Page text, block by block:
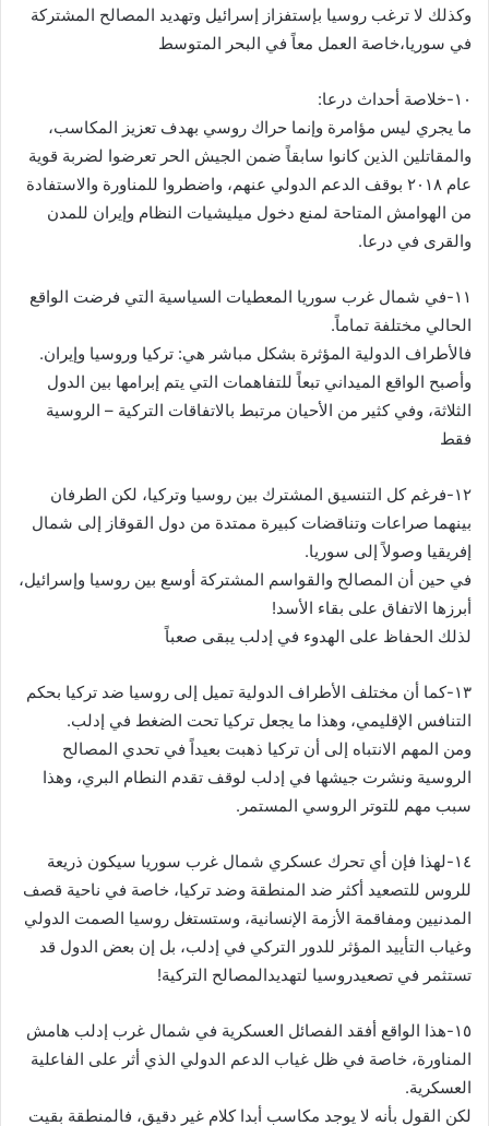
وكذلك لا ترغب روسيا بإستفزاز إسرائيل وتهديد المصالح المشتركة
في سوريا،خاصة العمل معاً في البحر المتوسط
ما يجري ليس مؤامرة وإنما حراك روسي بهدف تعزيز المكاسب،
والمقاتلين الذين كانوا سابقاً ضمن الجيش الحر تعرضوا لضربة قوية
عام ٢٠١٨ بوقف الدعم الدولي عنهم، واضطروا للمناورة والاستفادة
من الهوامش المتاحة لمنع دخول ميليشيات النظام وإيران للمدن
والقرى في درعا.
‏١١-في شمال غرب سوريا المعطيات السياسية التي فرضت الواقع
الحالي مختلفة تماماً.
فالأطراف الدولية المؤثرة بشكل مباشر هي: تركيا وروسيا وإيران.
وأصبح الواقع الميداني تبعاً للتفاهمات التي يتم إبرامها بين الدول
الثلاثة، وفي كثير من الأحيان مرتبط بالاتفاقات التركية – الروسية
فقط
‏١٢-فرغم كل التنسيق المشترك بين روسيا وتركيا، لكن الطرفان
بينهما صراعات وتناقضات كبيرة ممتدة من دول القوقاز إلى شمال
إفريقيا وصولاً إلى سوريا.
في حين أن المصالح والقواسم المشتركة أوسع بين روسيا وإسرائيل،
أبرزها الاتفاق على بقاء الأسد!
لذلك الحفاظ على الهدوء في إدلب يبقى صعباً
‏١٣-كما أن مختلف الأطراف الدولية تميل إلى روسيا ضد تركيا بحكم
التنافس الإقليمي، وهذا ما يجعل تركيا تحت الضغط في إدلب.
ومن المهم الانتباه إلى أن تركيا ذهبت بعيداً في تحدي المصالح
الروسية ونشرت جيشها في إدلب لوقف تقدم النطام البري، وهذا
سبب مهم للتوتر الروسي المستمر.
‏١٤-لهذا فإن أي تحرك عسكري شمال غرب سوريا سيكون ذريعة
للروس للتصعيد أكثر ضد المنطقة وضد تركيا، خاصة في ناحية قصف
المدنيين ومفاقمة الأزمة الإنسانية، وستستغل روسيا الصمت الدولي
وغياب التأييد المؤثر للدور التركي في إدلب، بل إن بعض الدول قد
تستثمر في تصعيدروسيا لتهديدالمصالح التركية!
‏١٥-هذا الواقع أفقد الفصائل العسكرية في شمال غرب إدلب هامش
المناورة، خاصة في ظل غياب الدعم الدولي الذي أثر على الفاعلية
العسكرية.
لكن القول بأنه لا يوجد مكاسب أبدا كلام غير دقيق، فالمنطقة بقيت